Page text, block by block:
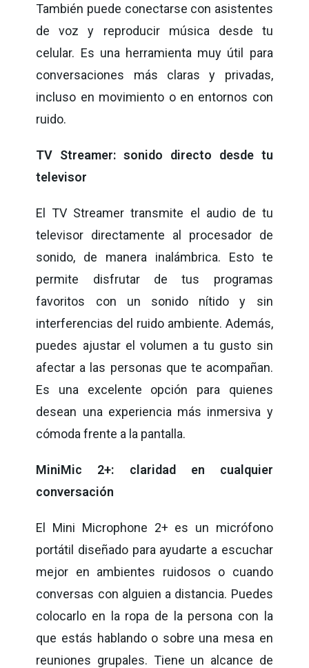
También puede conectarse con asistentes
de voz y reproducir música desde tu
celular. Es una herramienta muy útil para
conversaciones más claras y privadas,
incluso en movimiento o en entornos con
ruido.
TV Streamer: sonido directo desde tu
televisor
El TV Streamer transmite el audio de tu
televisor directamente al procesador de
sonido, de manera inalámbrica. Esto te
permite disfrutar de tus programas
favoritos con un sonido nítido y sin
interferencias del ruido ambiente. Además,
puedes ajustar el volumen a tu gusto sin
afectar a las personas que te acompañan.
Es una excelente opción para quienes
desean una experiencia más inmersiva y
cómoda frente a la pantalla.
MiniMic 2+: claridad en cualquier
conversación
El Mini Microphone 2+ es un micrófono
portátil diseñado para ayudarte a escuchar
mejor en ambientes ruidosos o cuando
conversas con alguien a distancia. Puedes
colocarlo en la ropa de la persona con la
que estás hablando o sobre una mesa en
reuniones grupales. Tiene un alcance de